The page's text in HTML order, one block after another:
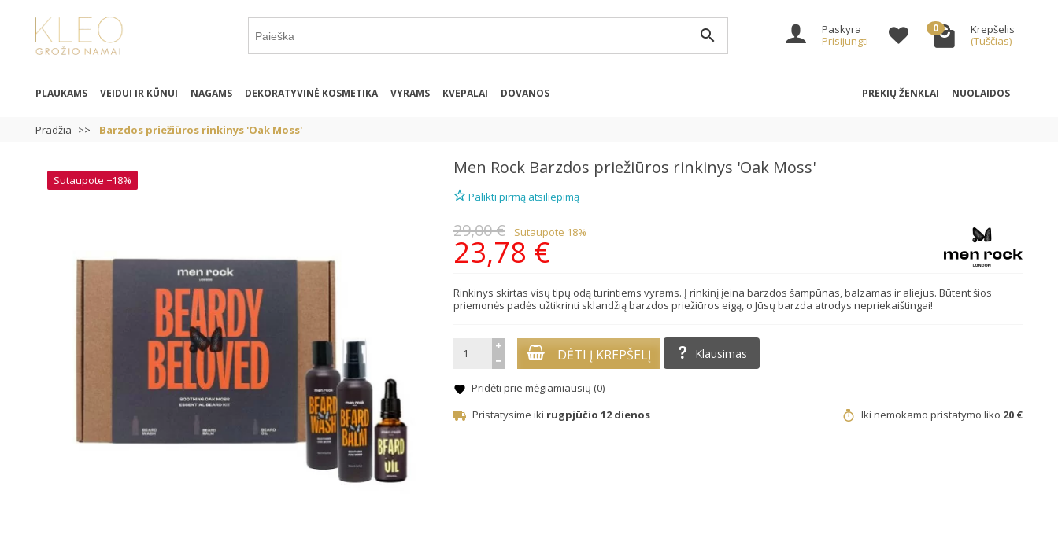
search
Paskyra
Prisijungti
0
Krepšelis
(Tuščias)
PLAUKAMS VEIDUI IR KŪNUI NAGAMS DEKORATYVINĖ KOSMETIKA VYRAMS KVEPALAI DOVANOS PREKIŲ ŽENKLAI NUOLAIDOS
Pradžia Barzdos priežiūros rinkinys 'Oak Moss'
Sutaupote −18%
Men RockBarzdos priežiūros rinkinys 'Oak Moss'
Palikti pirmą atsiliepimą
29,00 € Sutaupote 18%
23,78 €
Rinkinys skirtas visų tipų odą turintiems vyrams. Į rinkinį įeina barzdos šampūnas, balzamas ir aliejus. Būtent šios
priemonės padės užtikrinti sklandžią barzdos priežiūros eigą, o Jūsų barzda atrodys nepriekaištingai!
DĖTI Į KREPŠELĮ Klausimas
Pridėti prie mėgiamiausių (0)
Pristatysime iki rugpjūčio 12 dienos Iki nemokamo pristatymo liko 20 €